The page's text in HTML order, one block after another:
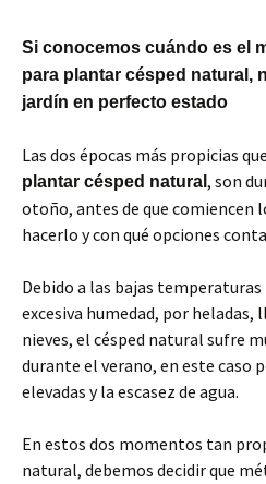
Si conocemos cuándo es el
para plantar césped natural,
jardín en perfecto estado
Las dos épocas más propicias
plantar césped natural , son
otoño, antes de que comiencen
hacerlo y con qué opciones
Debido a las bajas
excesiva humedad, por heladas,
nieves, el césped natural sufre
durante el verano, en este caso
elevadas y la escasez de agua.
En estos dos momentos tan
natural, debemos decidir que